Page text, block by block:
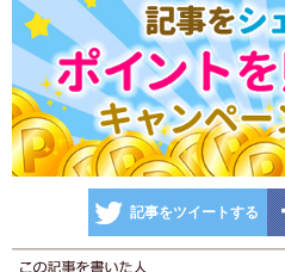
記事をツイートする